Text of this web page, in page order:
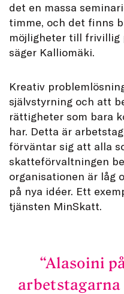
det en massa
timme, och det finns
möjligheter till frivillig
säger Kalliomäki.
Kreativ
självstyrning och att
rättigheter som bara
har. Detta är
förväntar sig att alla
skatteförvaltningen
organisationen är låg
på nya idéer. Ett
tjänsten MinSkatt.
Alasoini